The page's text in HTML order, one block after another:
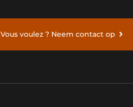
Vous voulez ? Neem contact op